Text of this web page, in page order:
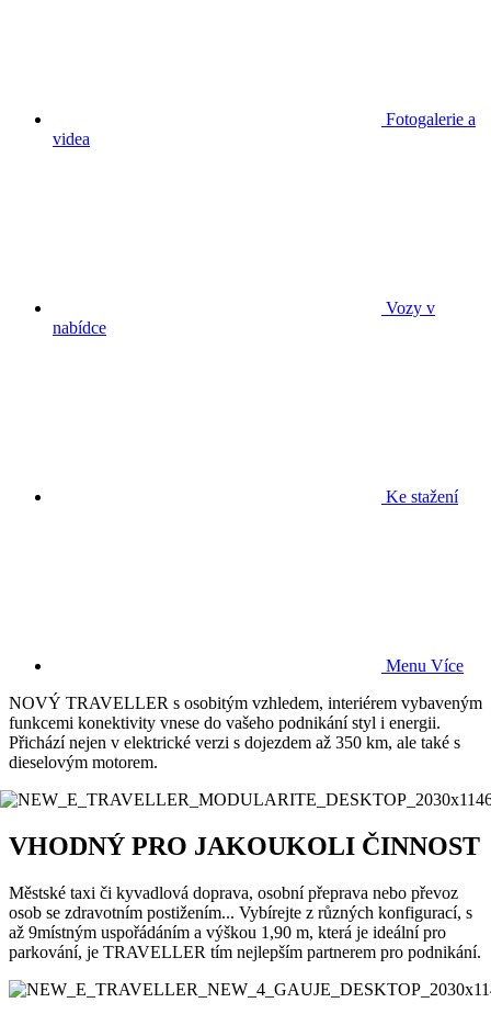
Fotogalerie a
videa
Vozy v
nabídce
Ke stažení
Menu Více
NOVÝ TRAVELLER s osobitým vzhledem, interiérem vybaveným
funkcemi konektivity vnese do vašeho podnikání styl i energii.
Přichází nejen v elektrické verzi s dojezdem až 350 km, ale také s
dieselovým motorem.
VHODNÝ PRO JAKOUKOLI ČINNOST
Městské taxi či kyvadlová doprava, osobní přeprava nebo převoz
osob se zdravotním postižením... Vybírejte z různých konfigurací, s
až 9místným uspořádáním a výškou 1,90 m, která je ideální pro
parkování, je TRAVELLER tím nejlepším partnerem pro podnikání.